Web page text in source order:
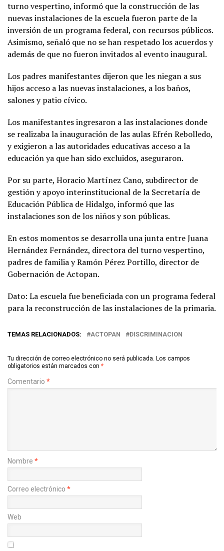
turno vespertino, informó que la construcción de las
nuevas instalaciones de la escuela fueron parte de la
inversión de un programa federal, con recursos públicos.
Asimismo, señaló que no se han respetado los acuerdos y
además de que no fueron invitados al evento inaugural.
Los padres manifestantes dijeron que les niegan a sus
hijos acceso a las nuevas instalaciones, a los baños,
salones y patio cívico.
Los manifestantes ingresaron a las instalaciones donde
se realizaba la inauguración de las aulas Efrén Rebolledo,
y exigieron a las autoridades educativas acceso a la
educación ya que han sido excluidos, aseguraron.
Por su parte, Horacio Martínez Cano, subdirector de
gestión y apoyo interinstitucional de la Secretaría de
Educación Pública de Hidalgo, informó que las
instalaciones son de los niños y son públicas.
En estos momentos se desarrolla una junta entre Juana
Hernández Fernández, directora del turno vespertino,
padres de familia y Ramón Pérez Portillo, director de
Gobernación de Actopan.
Dato: La escuela fue beneficiada con un programa federal
para la reconstrucción de las instalaciones de la primaria.
TEMAS RELACIONADOS: ACTOPAN DISCRIMINACION
Tu dirección de correo electrónico no será publicada. Los campos
obligatorios están marcados con *
Comentario *
Nombre *
Correo electrónico *
Web